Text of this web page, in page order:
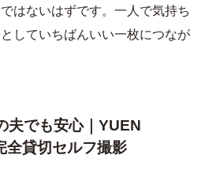
はないはずです。一人で気持ち
していちばんいい一枚につなが
夫でも安心｜YUEN
全貸切セルフ撮影